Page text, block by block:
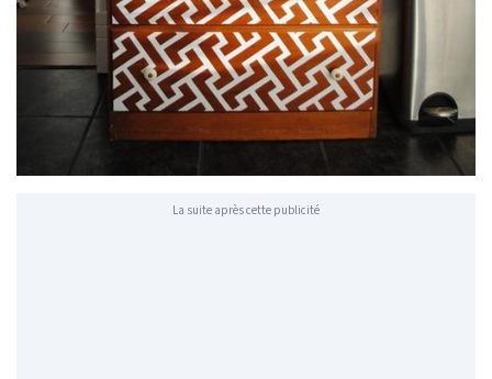
La suite après cette publicité